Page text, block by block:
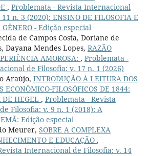
, Problemata - Revista Internacional
n. 3 (2020): ENSINO DE FILOSOFIA E
GÊNERO - Edição especial
de Campos Costa, Doriane de
Dayana Mendes Lopes, RAZÃO
AMOROSA: , Problemata -
de Filosofia: v. 17 n. 1 (2026)
Araújo, INTRODUÇÃO À LEITURA DOS
ECONÔMICO-FILOSÓFICOS DE 1844:
HEGEL , Problemata - Revista
Filosofia: v. 9 n. 1 (2018): A
Edição especial
Meurer, SOBRE A COMPLEXA
E EDUCAÇÃO ,
Internacional de Filosofia: v. 14